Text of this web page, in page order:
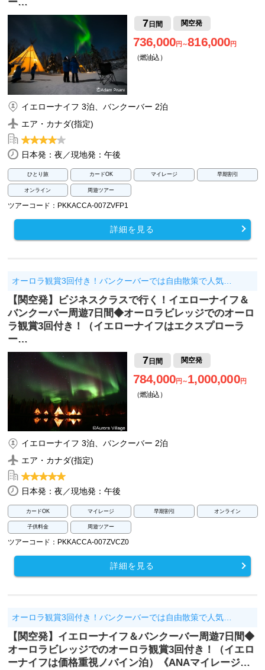
ー…
7 日間 関空発
736,000円～816,000円
（燃油込）
イエローナイフ 3泊、バンクーバー 2泊
エア・カナダ(指定)
日本発：夜／現地発：午後
ひとり旅 カードOK マイレージ 早期割引
オンライン 周遊ツアー
ツアーコード：PKKACCA-007ZVFP1
詳細を見る
オーロラ観賞3回付き！バンクーバーでは自由散策で人気…
【関空発】ビジネスクラスで行く！イエローナイフ＆
バンクーバー周遊7日間◆オーロラビレッジでのオーロ
ラ観賞3回付き！（イエローナイフはエクスプローラ
ー…
7 日間 関空発
784,000円～1,000,000円
（燃油込）
イエローナイフ 3泊、バンクーバー 2泊
エア・カナダ(指定)
日本発：夜／現地発：午後
カードOK マイレージ 早期割引 オンライン
子供料金 周遊ツアー
ツアーコード：PKKACCA-007ZVCZ0
詳細を見る
オーロラ観賞3回付き！バンクーバーでは自由散策で人気…
【関空発】イエローナイフ＆バンクーバー周遊7日間◆
オーロラビレッジでのオーロラ観賞3回付き！（イエロ
ーナイフは価格重視ノバイン泊）《ANAマイレージ…